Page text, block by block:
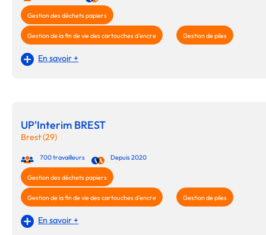
Gestion des déchets papiers
Gestion de la fin de vie des cartouches d'encre Gestion de piles
En savoir +
UP'Interim BREST
Brest (29)
700 travailleurs Depuis 2020
Gestion des déchets papiers
Gestion de la fin de vie des cartouches d'encre Gestion de piles
En savoir +